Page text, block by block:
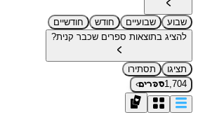
שבוע שבועיים חודש
חודשיים
להציג בתוצאות ספרים שכבר קנית?
תציגו
תסתירו
1,704ספרים›